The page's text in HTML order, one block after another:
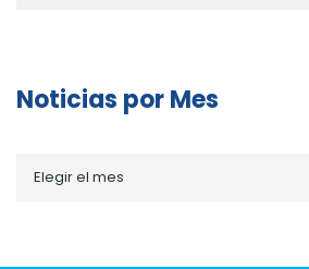
Noticias por Mes
porElegir el mes